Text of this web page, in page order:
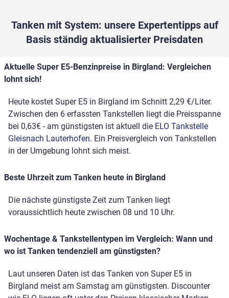
Tanken mit System: unsere Expertentipps auf
Basis ständig aktualisierter Preisdaten
Aktuelle Super E5-Benzinpreise in Birgland: Vergleichen
lohnt sich!
Heute kostet Super E5 in Birgland im Schnitt 2,29 €/Liter.
Zwischen den 6 erfassten Tankstellen liegt die Preisspanne
bei 0,63€ - am günstigsten ist aktuell die ELO Tankstelle
Gleisnach Lauterhofen. Ein Preisvergleich von Tankstellen
in der Umgebung lohnt sich meist.
Beste Uhrzeit zum Tanken heute in Birgland
Die nächste günstigste Zeit zum Tanken liegt
voraussichtlich heute zwischen 08 und 10 Uhr.
Wochentage & Tankstellentypen im Vergleich: Wann und
wo ist Tanken tendenziell am günstigsten?
Laut unseren Daten ist das Tanken von Super E5 in
Birgland meist am Samstag am günstigsten. Discounter